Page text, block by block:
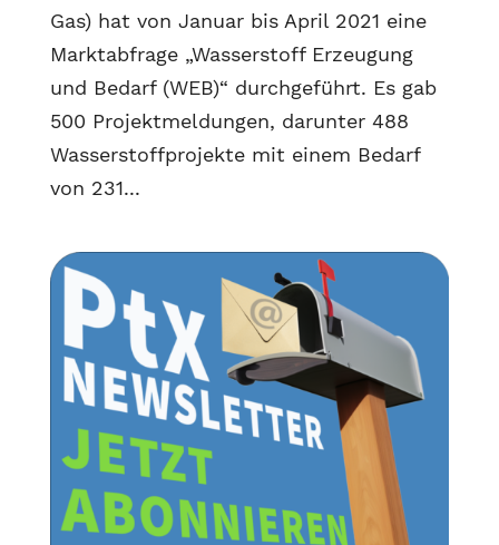
Gas) hat von Januar bis April 2021 eine
Marktabfrage „Wasserstoff Erzeugung
und Bedarf (WEB)“ durchgeführt. Es gab
500 Projektmeldungen, darunter 488
Wasserstoffprojekte mit einem Bedarf
von 231...